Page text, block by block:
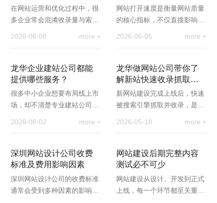
别
在网站运营和优化过程中，很
多企业常会混淆收录量与索引
2026-06-08 more +
方法
网站打开速度是衡量网站质量
的核心指标，不仅直接影响用
2026-06-05 more +
龙华企业建站公司都能
提供哪些服务？
很多中小企业想要布局线上市
场，却不清楚专业建站公司的
2026-06-02 more +
龙华做网站公司带你了
解新站快速收录抓取优
化方案
新网站建设完成上线后，快速
被搜索引擎抓取并收录，是获
2026-05-18 more +
深圳网站设计公司收费
标准及费用影响因素
深圳网站设计公司的收费标准
通常会受到多种因素的影响，
网站建设后期完整内容
测试必不可少
网站建设从设计、开发到正式
上线，每一个环节都至关重